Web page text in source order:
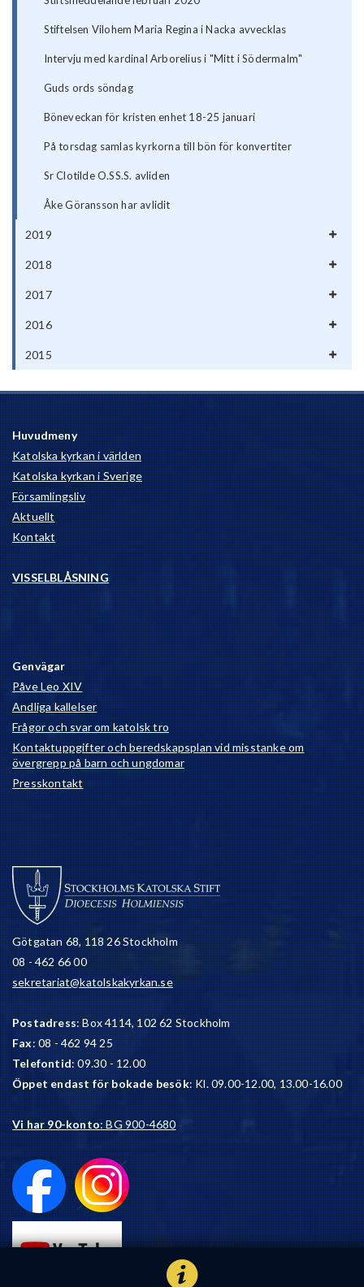
Stiftelsen Vilohem Maria Regina i Nacka avvecklas
Intervju med kardinal Arborelius i "Mitt i Södermalm"
Guds ords söndag
Böneveckan för kristen enhet 18-25 januari
På torsdag samlas kyrkorna till bön för konvertiter
Sr Clotilde O.SS.S. avliden
Åke Göransson har avlidit
2019
2018
2017
2016
2015
Huvudmeny
Katolska kyrkan i världen
Katolska kyrkan i Sverige
Församlingsliv
Aktuellt
Kontakt
VISSELBLÅSNING
Genvägar
Påve Leo XIV
Andliga kallelser
Frågor och svar om katolsk tro
Kontaktuppgifter och beredskapsplan vid misstanke om
övergrepp på barn och ungdomar
Presskontakt
Götgatan 68, 118 26 Stockholm
08 - 462 66 00
sekretariat@katolskakyrkan.se
Postadress: Box 4114, 102 62 Stockholm
Fax: 08 - 462 94 25
Telefontid: 09.30 - 12.00
Öppet endast för bokade besök: Kl. 09.00-12.00, 13.00-16.00
Vi har 90-konto: BG 900-4680